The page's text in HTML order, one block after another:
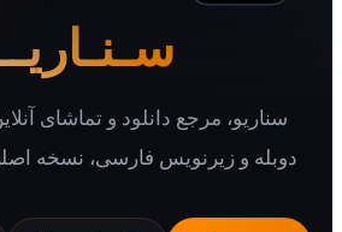
سـنـاریــو
مرجع دانلود و تماشای آنلاین فیلم و
و زیرنویس فارسی، نسخه اصلی و بدون